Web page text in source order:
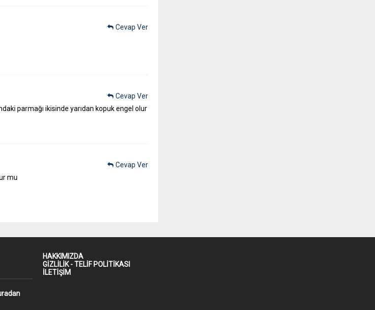
Cevap Ver
parmağı ikisinde yarıdan kopuk engel olur
Cevap Ver
mu
Cevap Ver
HAKKIMIZDA
GİZLİLİK - TELİF POLİTİKASI
İLETİŞİM